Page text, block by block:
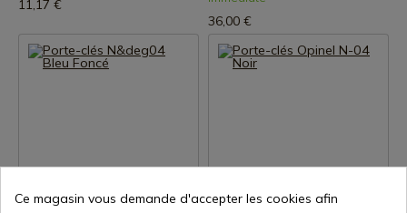
11,17 €
36,00 €
Voir le produit Voir le produit
Ce magasin vous demande d'accepter les cookies afin